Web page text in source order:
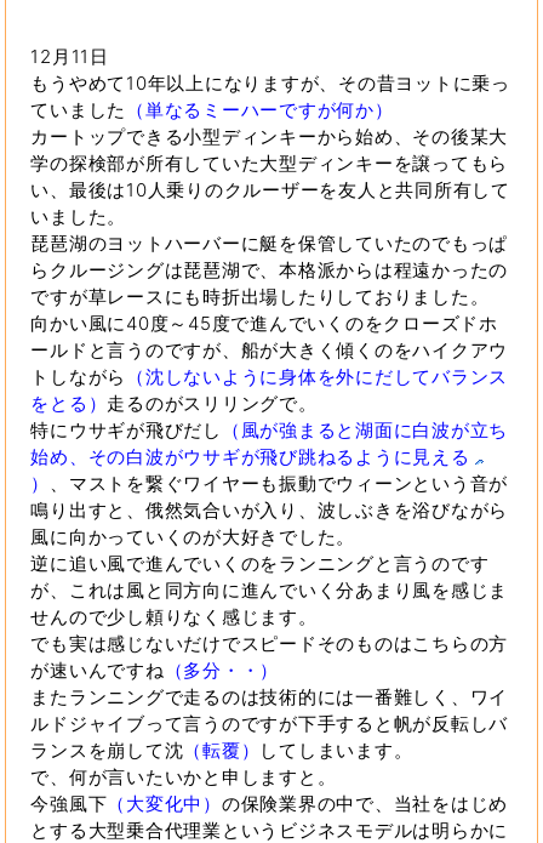
12月11日
もうやめて10年以上になりますが、その昔ヨットに乗っ
ていました
（単なるミーハーですが何か）
カートップできる小型ディンキーから始め、その後某大
学の探検部が所有していた大型ディンキーを譲ってもら
い、最後は10人乗りのクルーザーを友人と共同所有して
いました。
琵琶湖のヨットハーバーに艇を保管していたのでもっぱ
らクルージングは琵琶湖で、本格派からは程遠かったの
ですが草レースにも時折出場したりしておりました。
向かい風に40度～45度で進んでいくのをクローズドホ
ールドと言うのですが、船が大きく傾くのをハイクアウ
トしながら
（沈しないように身体を外にだしてバランス
をとる） 走るのがスリリングで。
特にウサギが飛びだし
（風が強まると湖面に白波が立ち
始め、その白波がウサギが飛び跳ねるように見える
）
、マストを繋ぐワイヤーも振動でウィーンという音が
鳴り出すと、俄然気合いが入り、波しぶきを浴びながら
風に向かっていくのが大好きでした。
逆に追い風で進んでいくのをランニングと言うのです
が、これは風と同方向に進んでいく分あまり風を感じま
せんので少し頼りなく感じます。
でも実は感じないだけでスピードそのものはこちらの方
が速いんですね （多分・・）
またランニングで走るのは技術的には一番難しく、ワイ
ルドジャイブって言うのですが下手すると帆が反転しバ
ランスを崩して沈 （転覆）
してしまいます。
で、何が言いたいかと申しますと。
今強風下 （大変化中） の保険業界の中で、当社をはじめ
とする大型乗合代理業というビジネスモデルは明らかに